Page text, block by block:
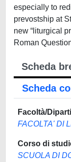
especially to
prevostship at
new “liturgical
Roman
Scheda
Scheda
Facoltà/
FACOLTA' DI
Corso di
SCUOLA DI